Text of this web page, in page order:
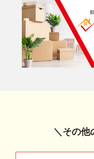
＼その他